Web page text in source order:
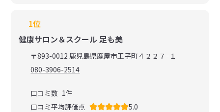
1位
健康サロン＆スクール 足も美
〒893-0012 鹿児島県鹿屋市王子町４２２７−１
080-3906-2514
口コミ数 1件
口コミ平均評価点
5.0